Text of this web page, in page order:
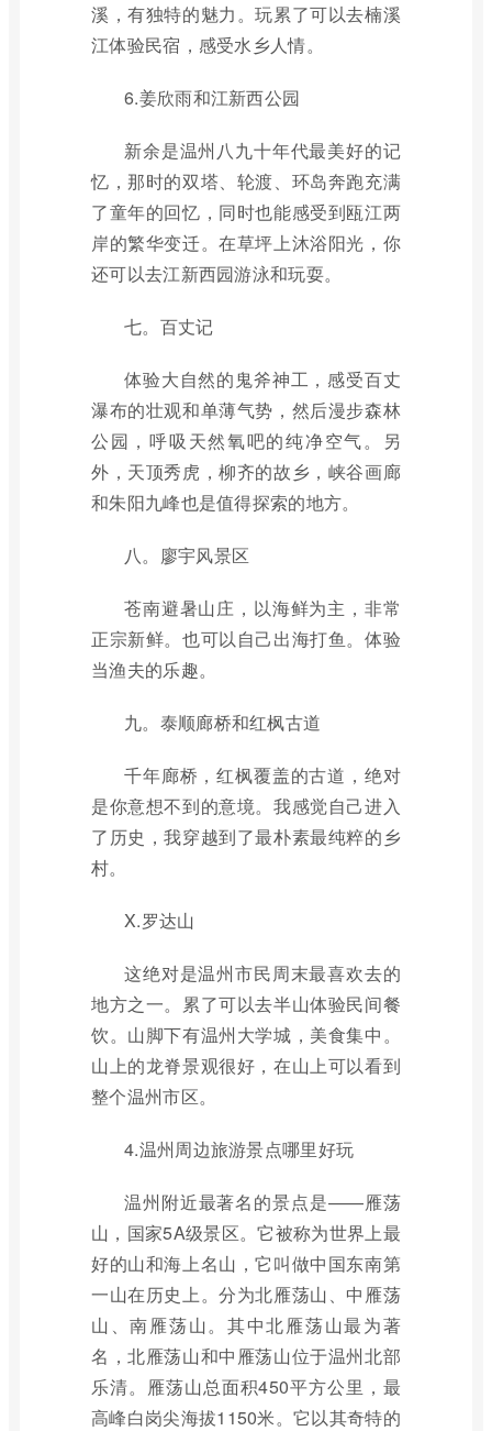
溪，有独特的魅力。玩累了可以去楠溪
江体验民宿，感受水乡人情。
6.姜欣雨和江新西公园
新余是温州八九十年代最美好的记
忆，那时的双塔、轮渡、环岛奔跑充满
了童年的回忆，同时也能感受到瓯江两
岸的繁华变迁。在草坪上沐浴阳光，你
还可以去江新西园游泳和玩耍。
七。百丈记
体验大自然的鬼斧神工，感受百丈
瀑布的壮观和单薄气势，然后漫步森林
公园，呼吸天然氧吧的纯净空气。另
外，天顶秀虎，柳齐的故乡，峡谷画廊
和朱阳九峰也是值得探索的地方。
八。廖宇风景区
苍南避暑山庄，以海鲜为主，非常
正宗新鲜。也可以自己出海打鱼。体验
当渔夫的乐趣。
九。泰顺廊桥和红枫古道
千年廊桥，红枫覆盖的古道，绝对
是你意想不到的意境。我感觉自己进入
了历史，我穿越到了最朴素最纯粹的乡
村。
X.罗达山
这绝对是温州市民周末最喜欢去的
地方之一。累了可以去半山体验民间餐
饮。山脚下有温州大学城，美食集中。
山上的龙脊景观很好，在山上可以看到
整个温州市区。
4.温州周边旅游景点哪里好玩
温州附近最著名的景点是——雁荡
山，国家5A级景区。它被称为世界上最
好的山和海上名山，它叫做中国东南第
一山在历史上。分为北雁荡山、中雁荡
山、南雁荡山。其中北雁荡山最为著
名，北雁荡山和中雁荡山位于温州北部
乐清。雁荡山总面积450平方公里，最
高峰白岗尖海拔1150米。它以其奇特的